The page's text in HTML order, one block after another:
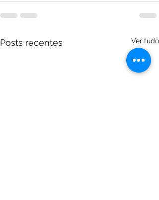
Posts recentes Ver tudo